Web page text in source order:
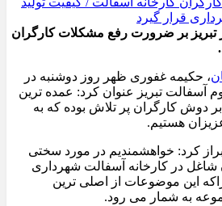
بر ضرورت رفع مشکلات کارگران
، حکیمه غفوری ظهر روز دوشنبه در
آسفالت تبریز عنوان کرد: عمده ترین
بر دوش کارگران پر تلاش بوده که به
هستیم.
کرد: خواهشمندیم در مورد سختی
شاغل در کارخانه آسفالت شهرداری
این موضوعات از اصلی ترین
به شمار می رود.